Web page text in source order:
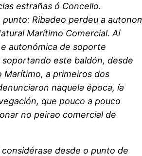
estrañas ó Concello.
Ribadeo perdeu a
Marítimo Comercial. Aí
autonómica de soporte
este baldón, desde
Marítimo, a primeiros dos
naquela época, ía
que pouco a pouco
no peirao comercial de
desde o punto de